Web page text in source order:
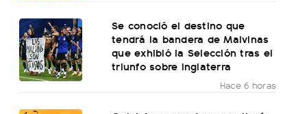
Se conoció el destino que
tendrá la bandera de Malvinas
que exhibió la Selección tras el
triunfo sobre Inglaterra
Hace 6 horas